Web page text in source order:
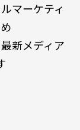
マーケティ
新メディア